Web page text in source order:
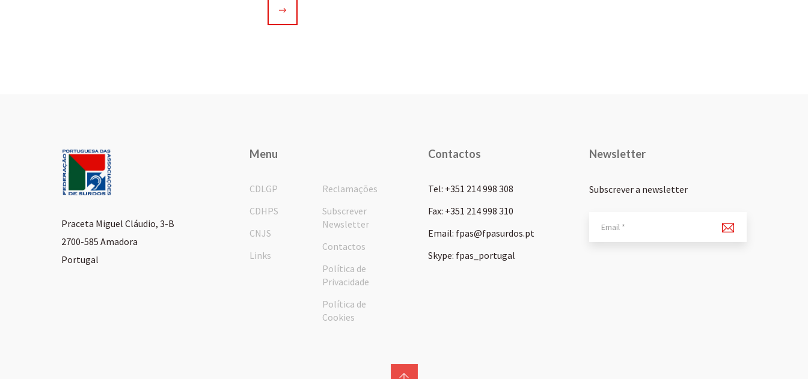
Praceta Miguel Cláudio, 3-B
2700-585 Amadora
Portugal
Menu
CDLGP
CDHPS
CNJS
Links
Reclamações
Subscrever
Newsletter
Contactos
Política de
Privacidade
Política de
Cookies
Contactos
Tel: +351 214 998 308
Fax: +351 214 998 310
Email: fpas@fpasurdos.pt
Skype: fpas_portugal
Newsletter
Subscrever a newsletter